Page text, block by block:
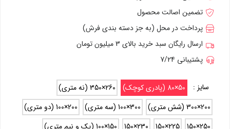
تضمین اصالت محصول
پرداخت در محل (به جز دسته بندی فرش)
ارسال رایگان سبد خرید بالای 3 میلیون تومان
پشتیبانی 7/24
سایز : 50×80 (پادری کوچک)
260×350 (نه متری)
200×300 (شش متری)
300×100 (سه متری)
200×100 (دو متری)
250×150
225×150
230×150
150×100 (یک و نیم متری)